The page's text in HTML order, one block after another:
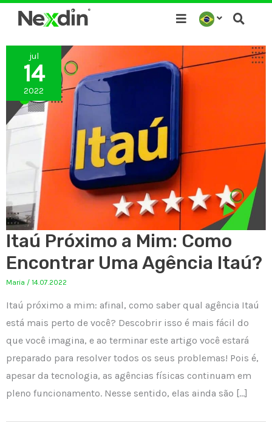
para
conteúdo
jul
14
2022
Itaú Próximo a Mim: Como
Encontrar Uma Agência Itaú?
Maria / 14.07.2022
Itaú próximo a mim: afinal, como saber qual agência Itaú
está mais perto de você? Descobrir isso é mais fácil do
que você imagina, e ao terminar este artigo você estará
preparado para resolver todos os seus problemas! Pois é,
apesar da tecnologia, as agências físicas continuam em
pleno funcionamento. Nesse sentido, elas ainda são […]